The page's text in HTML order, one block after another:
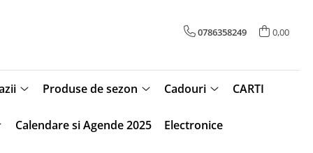
0786358249 0,00
Produse de sezon Cadouri CARTI
Calendare si Agende 2025 Electronice